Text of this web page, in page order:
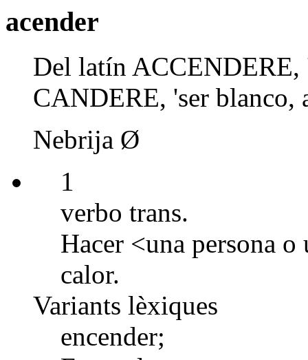
acender
Del latín ACCENDERE,
CANDERE, 'ser blanco,
Nebrija Ø
1
verbo trans.
Hacer <una persona
calor.
Variants lèxiques
encender;